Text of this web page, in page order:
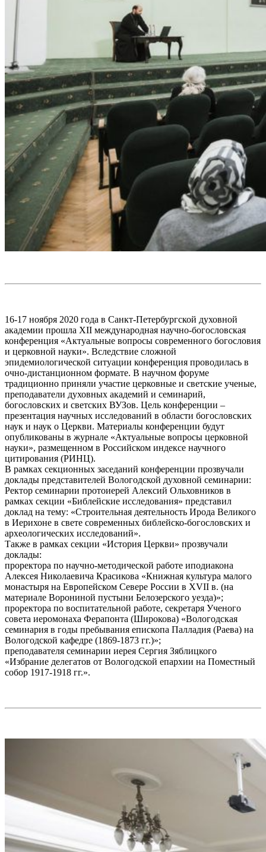
16-17 ноября 2020 года в Санкт-Петербургской духовной
академии прошла XII международная научно-богословская
конференция «Актуальные вопросы современного богословия
и церковной науки». Вследствие сложной
эпидемиологической ситуации конференция проводилась в
очно-дистанционном формате. В научном форуме
традиционно приняли участие церковные и светские ученые,
преподаватели духовных академий и семинарий,
богословских и светских ВУЗов. Цель конференции –
презентация научных исследований в области богословских
наук и наук о Церкви. Материалы конференции будут
опубликованы в журнале «Актуальные вопросы церковной
науки», размещенном в Российском индексе научного
цитирования (РИНЦ).
В рамках секционных заседаний конференции прозвучали
доклады представителей Вологодской духовной семинарии:
Ректор семинарии протоиерей Алексий Ольховников в
рамках секции «Библейские исследования» представил
доклад на тему: «Строительная деятельность Ирода Великого
в Иерихоне в свете современных библейско-богословских и
археологических исследований».
Также в рамках секции «История Церкви» прозвучали
доклады:
проректора по научно-методической работе иподиакона
Алексея Николаевича Красикова «Книжная культура малого
монастыря на Европейском Севере России в XVII в. (на
материале Ворониной пустыни Белозерского уезда)»;
проректора по воспитательной работе, секретаря Ученого
совета иеромонаха Ферапонта (Широкова) «Вологодская
семинария в годы пребывания епископа Палладия (Раева) на
Вологодской кафедре (1869-1873 гг.)»;
преподавателя семинарии иерея Сергия Зяблицкого
«Избрание делегатов от Вологодской епархии на Поместный
собор 1917-1918 гг.».